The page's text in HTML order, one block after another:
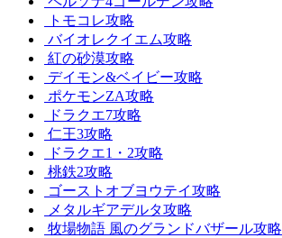
トモコレ攻略
バイオレクイエム攻略
紅の砂漠攻略
デイモン&ベイビー攻略
ポケモンZA攻略
ドラクエ7攻略
仁王3攻略
ドラクエ1・2攻略
桃鉄2攻略
ゴーストオブヨウテイ攻略
メタルギアデルタ攻略
牧場物語 風のグランドバザール攻略